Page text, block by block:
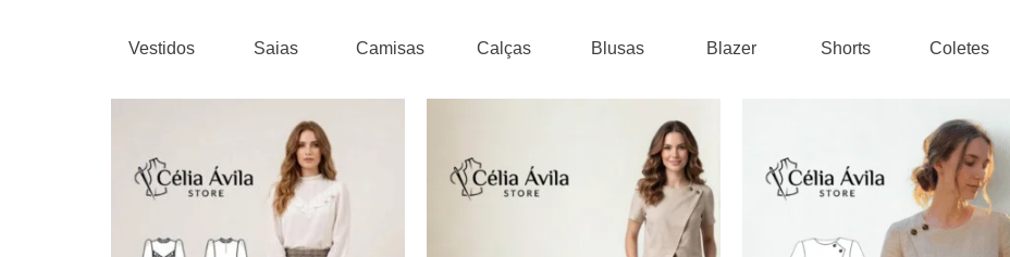
Vestidos Saias Camisas Calças Blusas Blazer Shorts Coletes